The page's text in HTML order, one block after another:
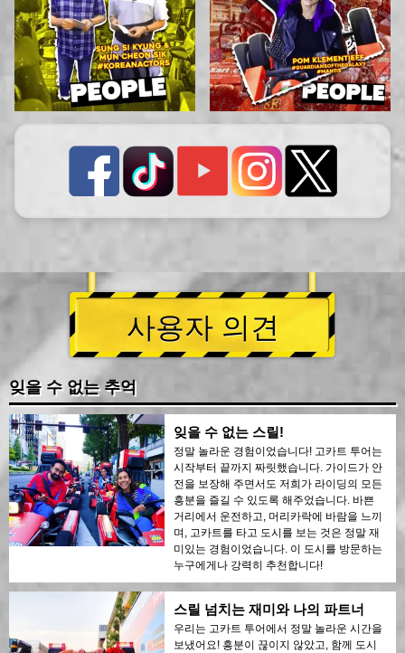
사용자 의견
잊을 수 없는 추억
잊을 수 없는 스릴!
정말 놀라운 경험이었습니다! 고카트 투어는
시작부터 끝까지 짜릿했습니다. 가이드가 안
전을 보장해 주면서도 저희가 라이딩의 모든
흥분을 즐길 수 있도록 해주었습니다. 바쁜
거리에서 운전하고, 머리카락에 바람을 느끼
며, 고카트를 타고 도시를 보는 것은 정말 재
미있는 경험이었습니다. 이 도시를 방문하는
누구에게나 강력히 추천합니다!
스릴 넘치는 재미와 나의 파트너
우리는 고카트 투어에서 정말 놀라운 시간을
보냈어요! 흥분이 끊이지 않았고, 함께 도시